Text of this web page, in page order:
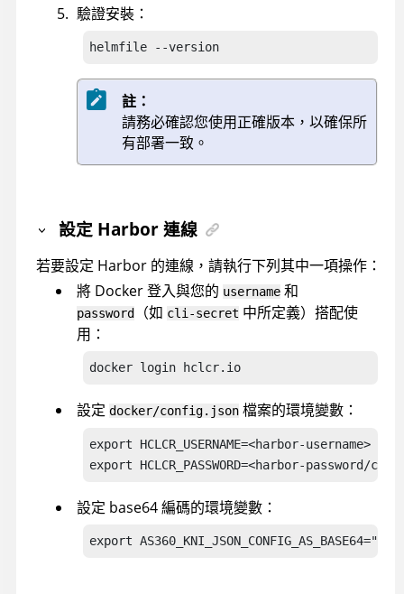
驗證安裝：
helmfile --version
註：
請務必確認您使用正確版本，以確保所
有部署一致。
設定 Harbor 連線
若要設定 Harbor 的連線，請執行下列其中一項操作：
將 Docker 登入與您的 username 和
password （如 cli-secret 中所定義）搭配使
用：
docker login hclcr.io
設定 docker/config.json 檔案的環境變數：
export HCLCR_USERNAME=<harbor-username>
export HCLCR_PASSWORD=<harbor-password/
設定 base64 編碼的環境變數：
export